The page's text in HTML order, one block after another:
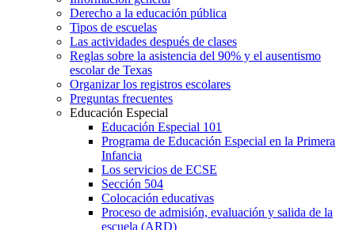
Derecho a la educación pública
Tipos de escuelas
Las actividades después de clases
Reglas sobre la asistencia del 90% y el ausentismo
escolar de Texas
Organizar los registros escolares
Preguntas frecuentes
Educación Especial
Educación Especial 101
Programa de Educación Especial en la Primera
Infancia
Los servicios de ECSE
Sección 504
Colocación educativas
Proceso de admisión, evaluación y salida de la
escuela (ARD)